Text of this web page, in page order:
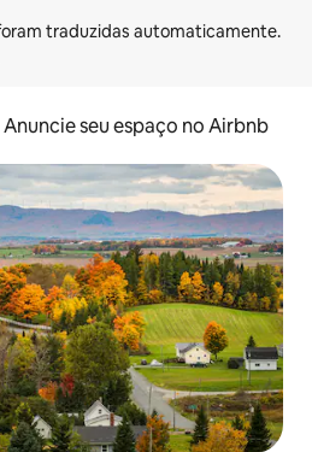
Anuncie seu espaço no Airbnb